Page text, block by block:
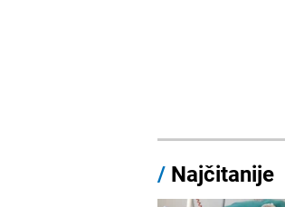
/ Najčitanije